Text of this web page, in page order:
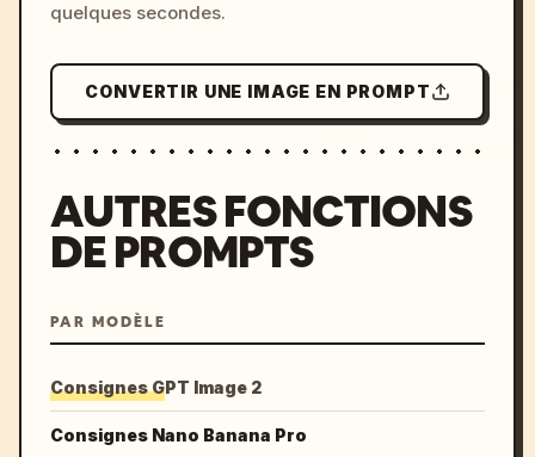
quelques secondes.
CONVERTIR UNE IMAGE EN PROMPT
AUTRES FONCTIONS
DE PROMPTS
PAR MODÈLE
Consignes GPT Image 2
Consignes Nano Banana Pro